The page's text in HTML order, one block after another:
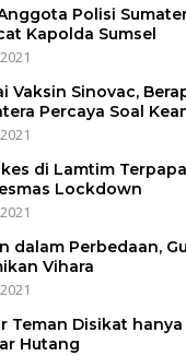
Polisi
Kapolda Sumsel
Vaksin Sinovac,
Percaya Soal
di Lamtim
Lockdown
dalam Perbedaan,
Vihara
Teman Disikat hanya
Hutang